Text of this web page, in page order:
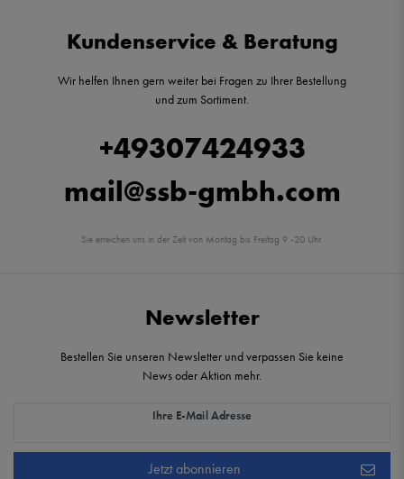
Kundenservice & Beratung
Wir helfen Ihnen gern weiter bei Fragen zu Ihrer Bestellung
und zum Sortiment.
+49307424933
mail@ssb-gmbh.com
Sie erreichen uns in der Zeit von Montag bis Freitag 9 -20 Uhr.
Newsletter
Bestellen Sie unseren Newsletter und verpassen Sie keine
News oder Aktion mehr.
Ihre E-Mail Adresse
Newsletter Honig
Jetzt abonnieren